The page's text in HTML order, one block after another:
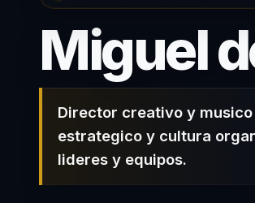
Miguel
Director creativo y
estrategico y cultura
lideres y equipos.